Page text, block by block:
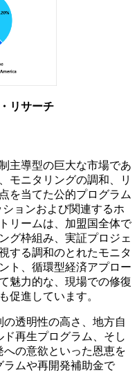
リサーチ
主導型の巨大な市場であ
モニタリングの調和、リ
を当てた公的プログラム
ョンおよび関連するホ
リームは、加盟国全体で
グ枠組み、実証プロジェ
する調和のとれたモニタ
ト、循環型経済アプロー
魅力的な、現場での修復
促進しています。
透明性の高さ、地方自
再生プログラム、そし
の意欲といった恩恵を
ラムや再開発補助金で